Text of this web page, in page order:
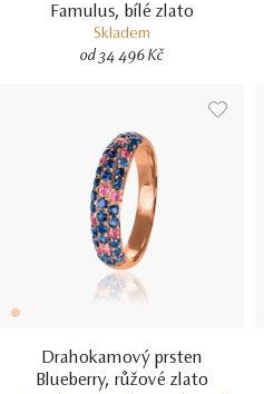
Famulus, bílé zlato
Skladem
od 34 496 Kč
Drahokamový prsten
Blueberry, růžové zlato